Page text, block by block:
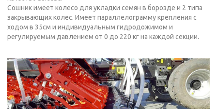
Сошник имеет колесо для укладки семян в борозде и 2 типа
закрывающих колес. Имеет параллелограмму крепления с
ходом в 35см и индивидуальным гидродожимом и
регулируемым давлением от 0 до 220 кг на каждой секции.